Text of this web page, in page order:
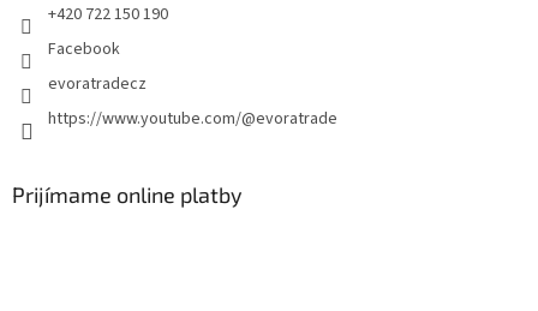
+420 722 150 190
Facebook
evoratradecz
https://www.youtube.com/@evoratrade
Prijímame online platby